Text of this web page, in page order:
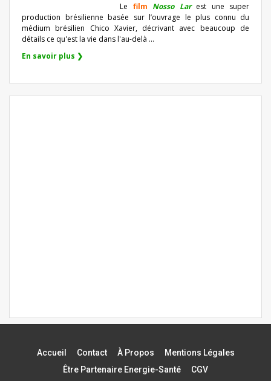
Le film Nosso Lar est une super
production brésilienne basée sur l’ouvrage le plus connu du
médium brésilien Chico Xavier, décrivant avec beaucoup de
détails ce qu'est la vie dans l'au-delà ...
En savoir plus ❯
Accueil Contact À Propos
Mentions Légales
Être Partenaire Energie-Santé
CGV